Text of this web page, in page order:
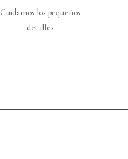
Cuidamos los pequeños
detalles